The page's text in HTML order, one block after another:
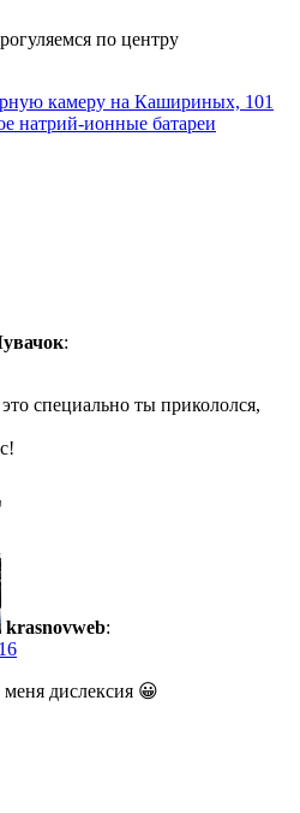
по центру
камеру на Кашириных, 101
натрий-ионные батареи
:
специально ты прикололся,
krasnovweb:
дислексия 😀